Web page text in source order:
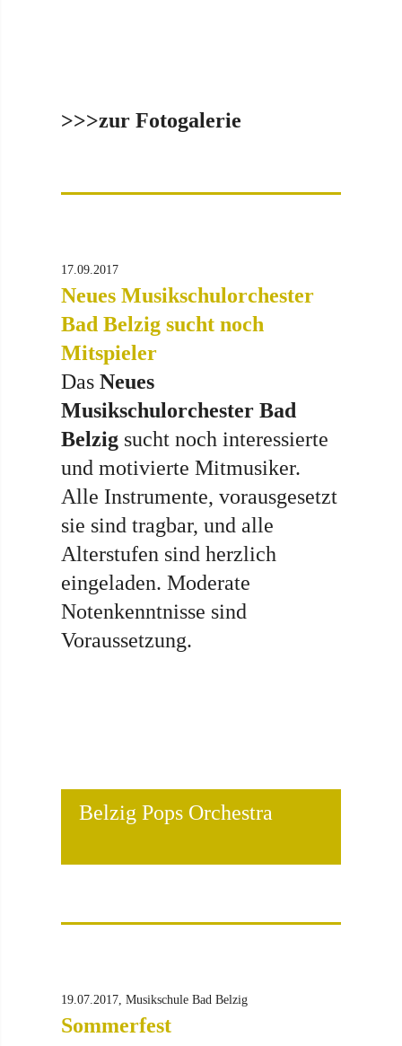
>>>zur Fotogalerie
17.09.2017
Neues Musikschulorchester
Bad Belzig sucht noch
Mitspieler
Das Neues
Musikschulorchester Bad
Belzig sucht noch interessierte
und motivierte Mitmusiker.
Alle Instrumente, vorausgesetzt
sie sind tragbar, und alle
Alterstufen sind herzlich
eingeladen. Moderate
Notenkenntnisse sind
Voraussetzung.
Belzig Pops Orchestra
19.07.2017, Musikschule Bad Belzig
Sommerfest